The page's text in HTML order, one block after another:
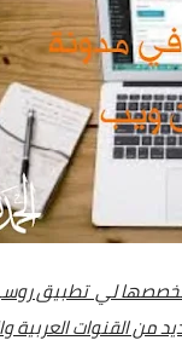
القنوات العربية